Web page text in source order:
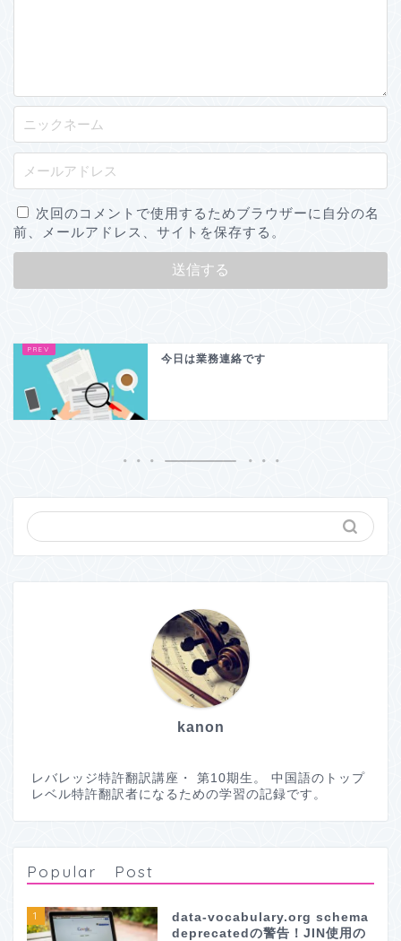
次回のコメントで使用するためブラウザーに自分の名
前、メールアドレス、サイトを保存する。
今日は業務連絡です
kanon
レバレッジ特許翻訳講座・ 第10期生。 中国語のトップ
レベル特許翻訳者になるための学習の記録です。
Popular Post
1
data-vocabulary.org schema
deprecatedの警告！JIN使用の